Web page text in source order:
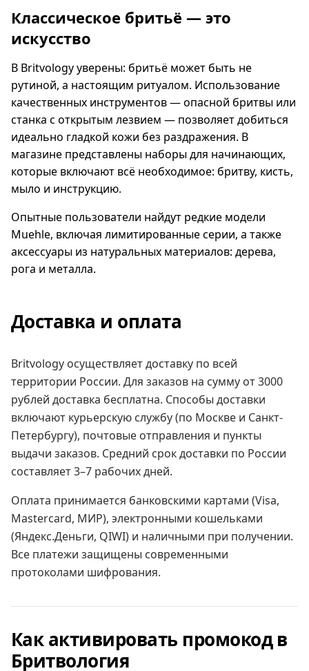
Классическое бритьё — это
искусство
В Britvology уверены: бритьё может быть не
рутиной, а настоящим ритуалом. Использование
качественных инструментов — опасной бритвы или
станка с открытым лезвием — позволяет добиться
идеально гладкой кожи без раздражения. В
магазине представлены наборы для начинающих,
которые включают всё необходимое: бритву, кисть,
мыло и инструкцию.
Опытные пользователи найдут редкие модели
Muehle, включая лимитированные серии, а также
аксессуары из натуральных материалов: дерева,
рога и металла.
Доставка и оплата
Britvology осуществляет доставку по всей
территории России. Для заказов на сумму от 3000
рублей доставка бесплатна. Способы доставки
включают курьерскую службу (по Москве и Санкт-
Петербургу), почтовые отправления и пункты
выдачи заказов. Средний срок доставки по России
составляет 3–7 рабочих дней.
Оплата принимается банковскими картами (Visa,
Mastercard, МИР), электронными кошельками
(Яндекс.Деньги, QIWI) и наличными при получении.
Все платежи защищены современными
протоколами шифрования.
Как активировать промокод в
Бритвология